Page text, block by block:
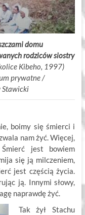
domu
rodziców siostry
Kibeho, 1997)
prywatne /
Stawicki
boimy się śmierci i
nam żyć. Więcej,
jest bowiem
się ją milczeniem,
jest częścią życia.
ją. Innymi słowy,
naprawdę żyć.
Tak żył Stachu